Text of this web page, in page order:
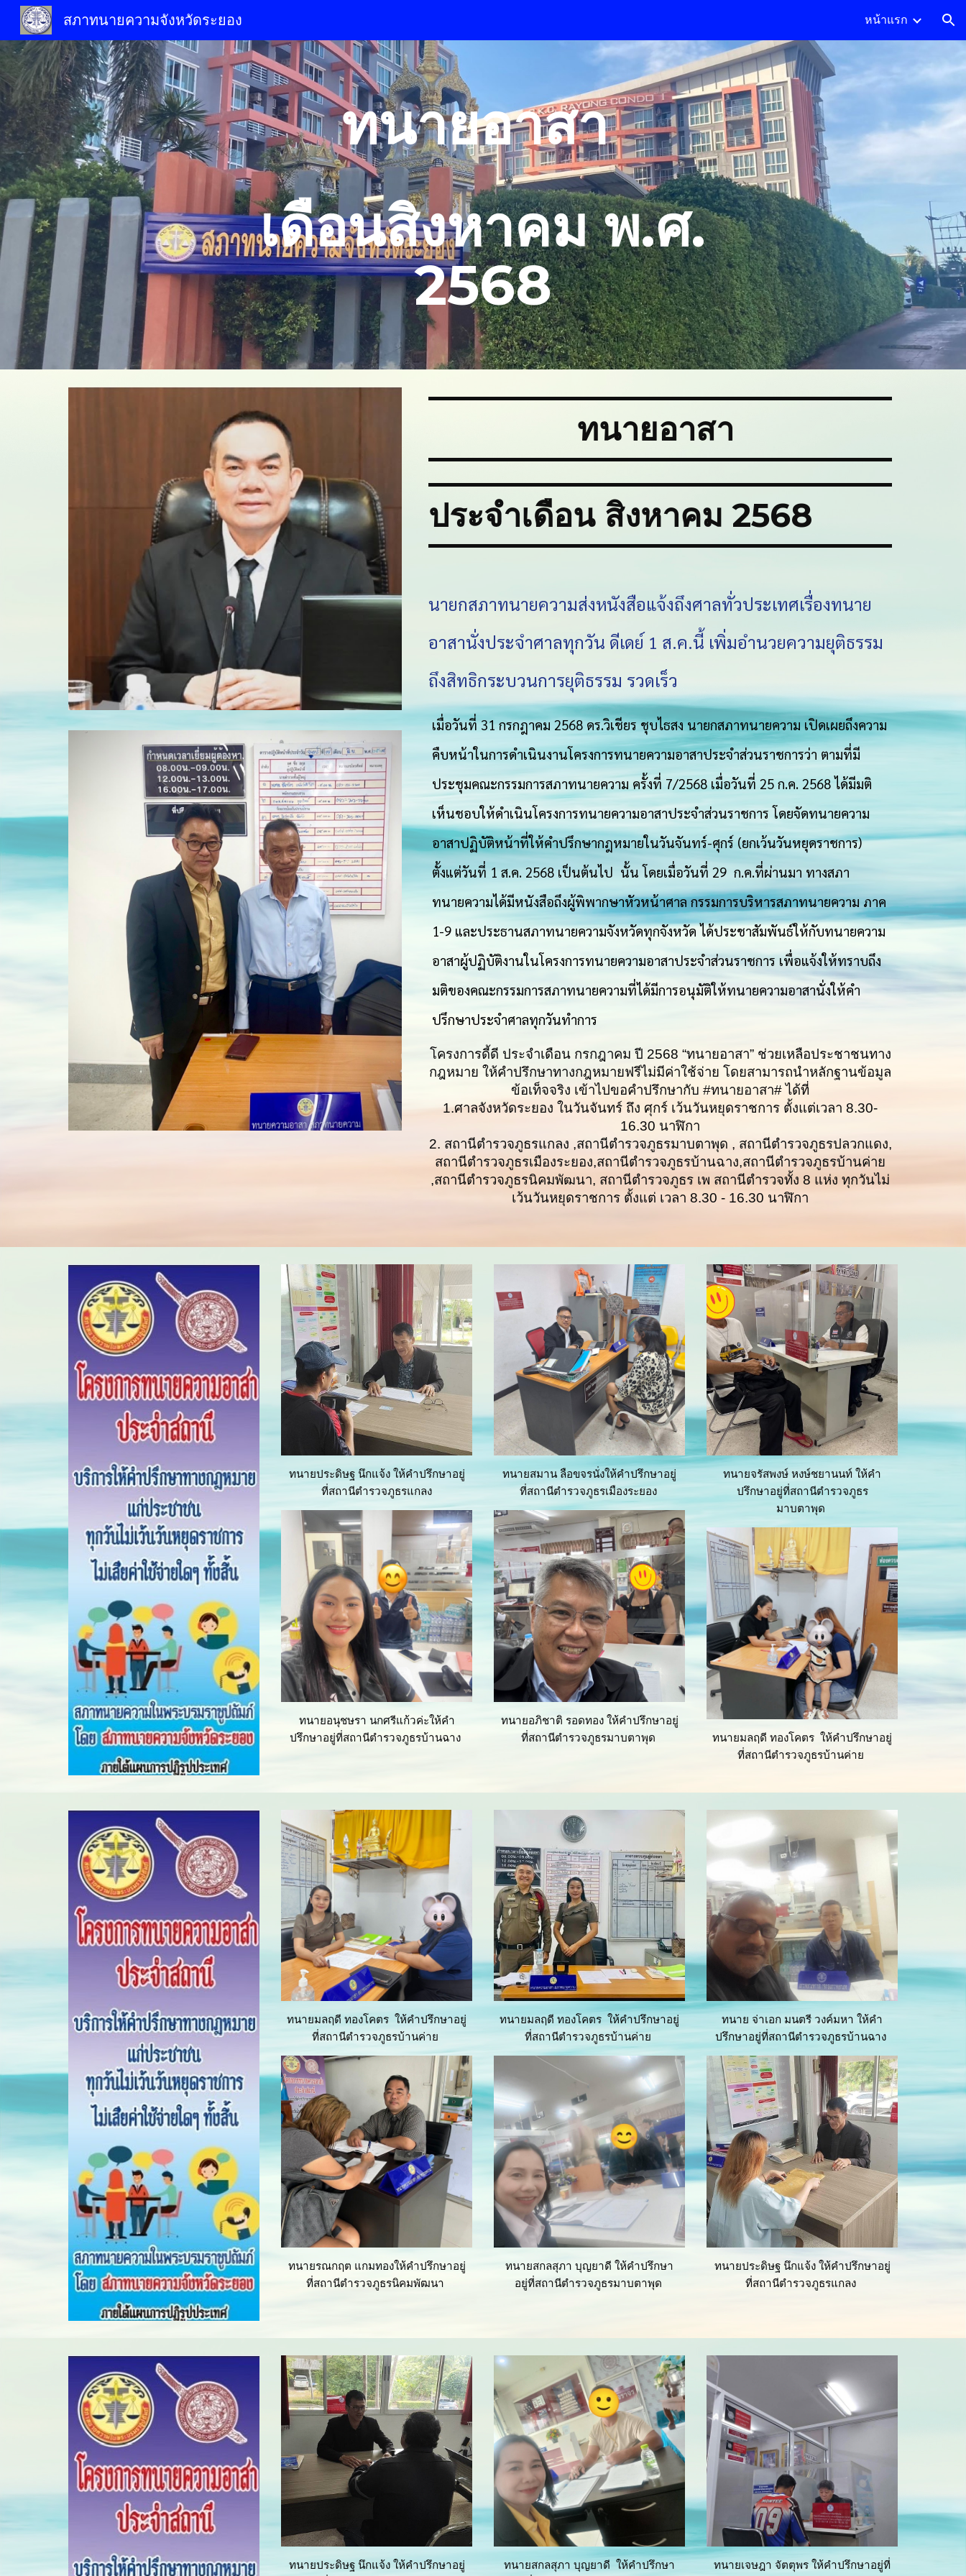
สภาทนายความจังหวัดระยอง หน้าแรก
ทนายอาสา
เดือนสิงหาคมพ.ศ.
2568
ทนายอาสา
ประจำเดือน สิงหาคม 2568
นายกสภาทนายความส่งหนังสือแจ้งถึงศาลทั่วประเทศเรื่องทนาย
อาสานั่งประจำศาลทุกวัน ดีเดย์ 1 ส.ค.นี้ เพิ่มอำนวยความยุติธรรม
ถึงสิทธิกระบวนการยุติธรรม รวดเร็ว
เมื่อวันที่ 31 กรกฎาคม 2568 ดร.วิเชียร ชุบไธสง นายกสภาทนายความ เปิดเผยถึงความ
คืบหน้าในการดำเนินงานโครงการทนายความอาสาประจำส่วนราชการว่า ตามที่มี
ประชุมคณะกรรมการสภาทนายความ ครั้งที่ 7/2568 เมื่อวันที่ 25 ก.ค. 2568 ได้มีมติ
เห็นชอบให้ดำเนินโครงการทนายความอาสาประจำส่วนราชการ โดยจัดทนายความ
อาสาปฏิบัติหน้าที่ให้คำปรึกษากฎหมายในวันจันทร์-ศุกร์ (ยกเว้นวันหยุดราชการ)
ตั้งแต่วันที่ 1 ส.ค. 2568 เป็นต้นไป นั้น โดยเมื่อวันที่ 29 ก.ค.ที่ผ่านมา ทางสภา
ทนายความได้มีหนังสือถึงผู้พิพากษาหัวหน้าศาล กรรมการบริหารสภาทนายความ ภาค
1-9 และประธานสภาทนายความจังหวัดทุกจังหวัด ได้ประชาสัมพันธ์ให้กับทนายความ
อาสาผู้ปฏิบัติงานในโครงการทนายความอาสาประจำส่วนราชการ เพื่อแจ้งให้ทราบถึง
มติของคณะกรรมการสภาทนายความที่ได้มีการอนุมัติให้ทนายความอาสานั่งให้คำ
ปรึกษาประจำศาลทุกวันทำการ
โครงการดี้ดี ประจำเดือน กรกฎาคม ปี 2568 “ทนายอาสา” ช่วยเหลือประชาชนทาง
กฎหมาย ให้คำปรึกษาทางกฎหมายฟรีไม่มีค่าใช้จ่าย โดยสามารถนำหลักฐานข้อมูล
ข้อเท็จจริง เข้าไปขอคำปรึกษากับ #ทนายอาสา# ได้ที่
1.ศาลจังหวัดระยอง ในวันจันทร์ ถึง ศุกร์ เว้นวันหยุดราชการ ตั้งแต่เวลา 8.30-
16.30 นาฬิกา
2. สถานีตำรวจภูธรแกลง ,สถานีตำรวจภูธรมาบตาพุด , สถานีตำรวจภูธรปลวกแดง,
สถานีตำรวจภูธรเมืองระยอง,สถานีตำรวจภูธรบ้านฉาง,สถานีตำรวจภูธรบ้านค่าย
,สถานีตำรวจภูธรนิคมพัฒนา, สถานีตำรวจภูธร เพ สถานีตำรวจทั้ง 8 แห่ง ทุกวันไม่
เว้นวันหยุดราชการ ตั้งแต่ เวลา 8.30 - 16.30 นาฬิกา
ทนายประดิษฐ นึกแจ้ง ให้คำปรึกษาอยู่
ที่สถานีตำรวจภูธรแกลง
ทนายอนุชษรา นกศรีแก้วค่ะให้คำ
ปรึกษาอยู่ที่สถานีตำรวจภูธรบ้านฉาง
ทนายสมาน ลือขจรนั่งให้คำปรึกษาอยู่
ที่สถานีตำรวจภูธรเมืองระยอง
ทนายอภิชาติ รอดทอง ให้คำปรึกษาอยู่
ที่สถานีตำรวจภูธรมาบตาพุด
ทนายจรัสพงษ์ หงษ์ชยานนท์ ให้คำ
ปรึกษาอยู่ที่สถานีตำรวจภูธร
มาบตาพุด
ทนายมลฤดี ทองโคตร ให้คำปรึกษาอยู่
ที่สถานีตำรวจภูธรบ้านค่าย
ทนายมลฤดี ทองโคตร ให้คำปรึกษาอยู่
ที่สถานีตำรวจภูธรบ้านค่าย
ทนายรณกฤต แกมทองให้คำปรึกษาอยู่
ที่สถานีตำรวจภูธรนิคมพัฒนา
ทนายมลฤดี ทองโคตร ให้คำปรึกษาอยู่
ที่สถานีตำรวจภูธรบ้านค่าย
ทนายสกลสุภา บุญยาดี ให้คำปรึกษา
อยู่ที่สถานีตำรวจภูธรมาบตาพุด
ทนาย จ่าเอก มนตรี วงค์มหา ให้คำ
ปรึกษาอยู่ที่สถานีตำรวจภูธรบ้านฉาง
ทนายประดิษฐ นึกแจ้ง ให้คำปรึกษาอยู่
ที่สถานีตำรวจภูธรแกลง
ทนายประดิษฐ นึกแจ้ง ให้คำปรึกษาอยู่ ทนายสกลสุภา บุญยาดี ให้คำปรึกษา ทนายเจษฎา จัตตุพร ให้คำปรึกษาอยู่ที่